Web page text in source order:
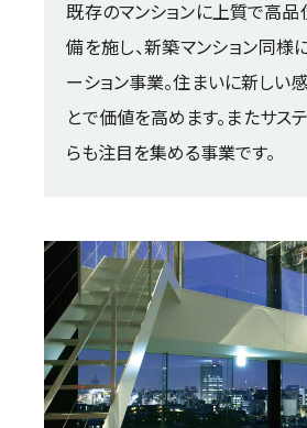
既存のマンションに上質で高品
備を施し、新築マンション同様
ーション事業。住まいに新しい
とで価値を高めます。またサス
らも注目を集める事業です。